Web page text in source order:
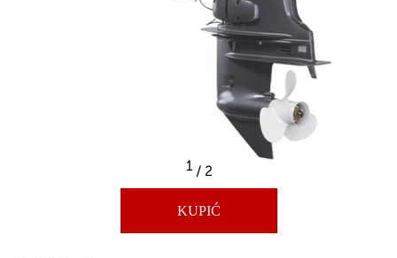
1/ 2
KUPIĆ